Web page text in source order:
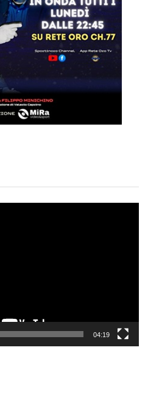
04:19